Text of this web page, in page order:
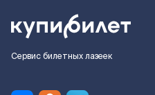
Сервис билетных лазеек